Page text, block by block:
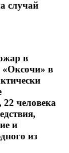
случай
в
«Оксочи» в
человека
и
из